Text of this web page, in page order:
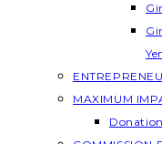
MAXIMUM